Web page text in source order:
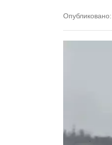
Опубликовано: